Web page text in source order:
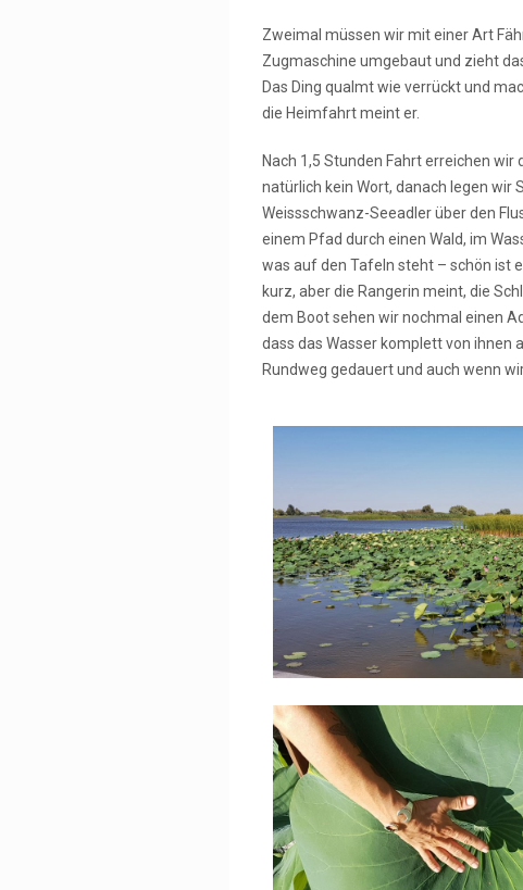
Zweimal müssen wir mit einer Art
Zugmaschine umgebaut und zieht
Das Ding qualmt wie verrückt und
die Heimfahrt meint er.
Nach 1,5 Stunden Fahrt erreichen
natürlich kein Wort, danach legen wir
Weissschwanz-Seeadler über den
einem Pfad durch einen Wald, im
was auf den Tafeln steht – schön ist
kurz, aber die Rangerin meint, die
dem Boot sehen wir nochmal einen
dass das Wasser komplett von
Rundweg gedauert und auch wenn